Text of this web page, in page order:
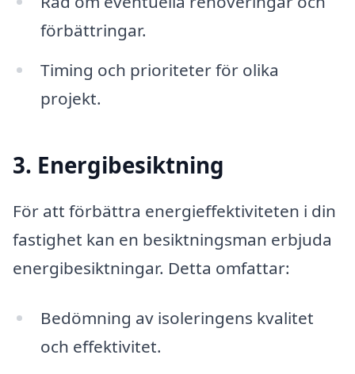
förbättringar.
Timing och prioriteter för olika
projekt.
3. Energibesiktning
För att förbättra energieffektiviteten i din
fastighet kan en besiktningsman erbjuda
energibesiktningar. Detta omfattar:
Bedömning av isoleringens kvalitet
och effektivitet.